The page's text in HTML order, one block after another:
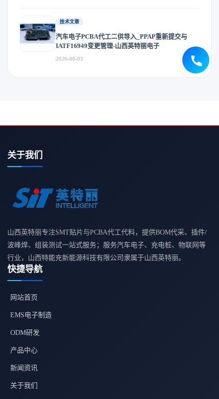
技术文章
汽车电子PCBA代工二供导入_PPAP重新提交与
IATF16949变更管理-山西英特丽电子
2026-08-03
关于我们
山西英特丽专注SMT贴片与PCBA代工代料，提供BOM代采、插件/
波峰焊、组装测试一站式服务；服务汽车电子、充电桩、物联网等
行业，山西特能充新能源科技有限公司隶属于山西英特丽。
快捷导航
网站首页
EMS电子制造
ODM研发
产品中心
新闻资讯
关于我们